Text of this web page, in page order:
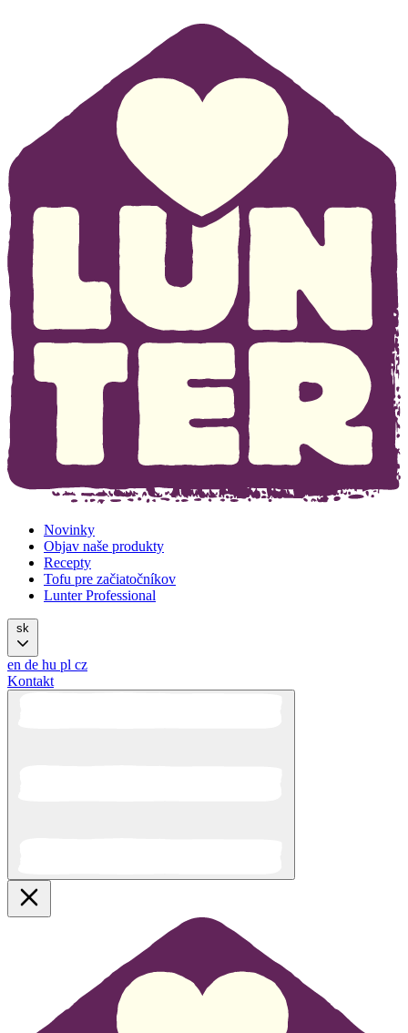
Novinky
Objav naše produkty
Recepty
Tofu pre začiatočníkov
Lunter Professional
sk
en de hu pl cz
Kontakt